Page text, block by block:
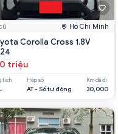
Hồ Chí Minh
Corolla Cross 1.8V
triệu
tích Hộp số
AT - Số tự động
Km đã đi
30,000